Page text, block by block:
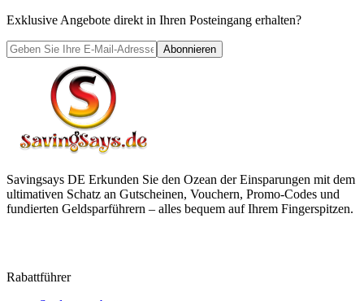
Exklusive Angebote direkt in Ihren Posteingang erhalten?
Abonnieren
Savingsays DE Erkunden Sie den Ozean der Einsparungen mit dem
ultimativen Schatz an Gutscheinen, Vouchern, Promo-Codes und
fundierten Geldsparführern – alles bequem auf Ihrem Fingerspitzen.
Rabattführer